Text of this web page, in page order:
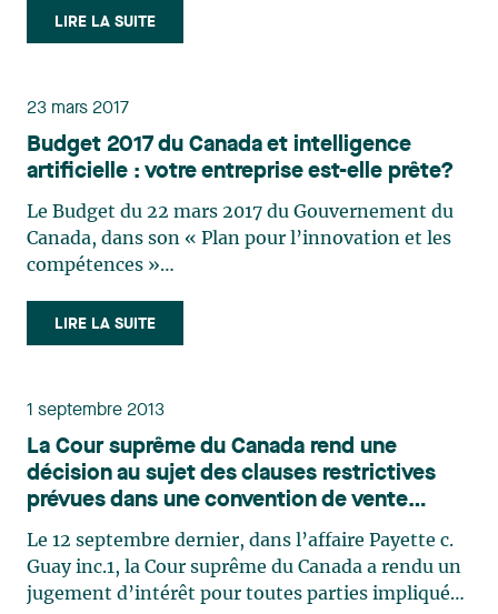
large éventail de branches et d’applications, aura
des incidences sur divers domaines de la (…)
LIRE LA SUITE
23 mars 2017
Budget 2017 du Canada et intelligence
artificielle : votre entreprise est-elle prête?
Le Budget du 22 mars 2017 du Gouvernement du
Canada, dans son « Plan pour l’innovation et les
compétences »
2017-fr.pdf) mentionne que le leadership
démontré par le milieu universitaire et celui de la
LIRE LA SUITE
1 septembre 2013
La Cour suprême du Canada rend une
décision au sujet des clauses restrictives
prévues dans une convention de vente
d’actifs
Le 12 septembre dernier, dans l’affaire Payette c.
Guay inc.1, la Cour suprême du Canada a rendu un
jugement d’intérêt pour toutes parties impliquées